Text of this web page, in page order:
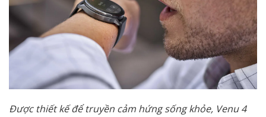
Được thiết kế để truyền cảm hứng sống khỏe, Venu 4